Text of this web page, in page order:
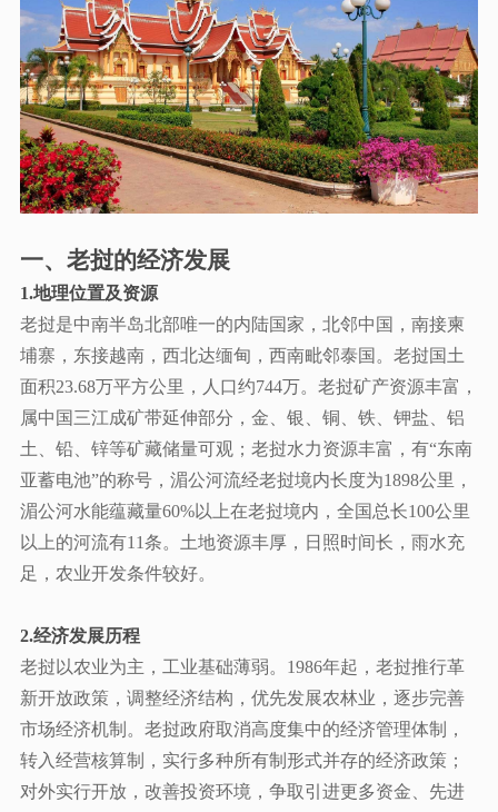
一、老挝的经济发展
1.地理位置及资源
老挝是中南半岛北部唯一的内陆国家，北邻中国，南接柬
埔寨，东接越南，西北达缅甸，西南毗邻泰国。老挝国土
面积23.68万平方公里，人口约744万。老挝矿产资源丰富，
属中国三江成矿带延伸部分，金、银、铜、铁、钾盐、铝
土、铅、锌等矿藏储量可观；老挝水力资源丰富，有“东南
亚蓄电池”的称号，湄公河流经老挝境内长度为1898公里，
湄公河水能蕴藏量60%以上在老挝境内，全国总长100公里
以上的河流有11条。土地资源丰厚，日照时间长，雨水充
足，农业开发条件较好。
2.经济发展历程
老挝以农业为主，工业基础薄弱。 1986年起，老挝推行革
新开放政策，调整经济结构，优先发展农林业，逐步完善
市场经济机制。老挝政府取消高度集中的经济管理体制，
转入经营核算制，实行多种所有制形式并存的经济政策；
对外实行开放，改善投资环境，争取引进更多资金、先进